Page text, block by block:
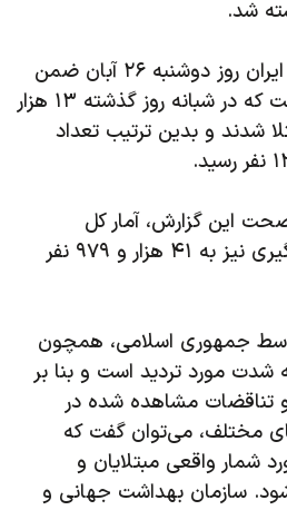
نوبل صلح
شد.
سخنگوی وزارت بهداشت ایران روز دوشنبه ۲۶ آبان ضمن
اعلام آمار جانباختگان گفت که در شبانه روز گذشته ۱۳ هزار
به کووید۱۹ مبتلا شدند و بدین ترتیب تعداد
این گزارش، آمار کل
جانباختگان از آغاز همه گیری نیز به ۴۱ هزار و ۹۷۹ نفر
جمهوری اسلامی، همچون
شدت مورد تردید است و بنا بر
تناقضات مشاهده شده در
مختلف، می‌توان گفت که
شمار واقعی مبتلایان و
سازمان بهداشت جهانی و